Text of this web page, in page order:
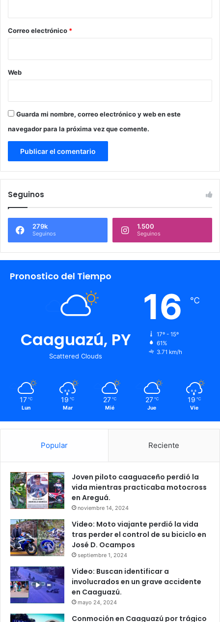
*
Correo electrónico *
Web
Guarda mi nombre, correo electrónico y web en este
navegador para la próxima vez que comente.
Seguinos
279k
Seguinos
1.500
Seguinos
Pronostico del Tiempo
Caaguazú, PY
Scattered Clouds
16 ℃
17º - 15º
61%
3.71 km/h
17 ℃
Lun
19 ℃
Mar
27 ℃
Mié
27 ℃
Jue
19 ℃
Vie
Popular Reciente
Joven piloto caaguaceño perdió la
vida mientras practicaba motocross
en Areguá.
noviembre 14, 2024
Video: Moto viajante perdió la vida
tras perder el control de su biciclo en
José D. Ocampos
septiembre 1, 2024
Video: Buscan identificar a
involucrados en un grave accidente
en Caaguazú.
mayo 24, 2024
Conmoción en Caaguazú por trágico